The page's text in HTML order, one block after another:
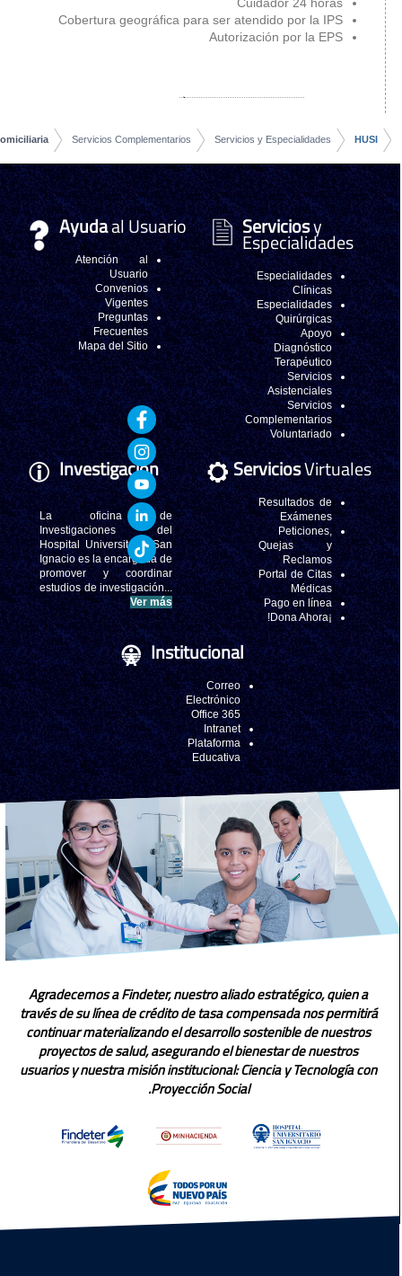
Cobertura
Servicios
Unidad de Atención Domiciliaria
Ayudaal
Atención al
Usuario
Convenios
Vigentes
Preguntas
Frecuentes
Mapa del Sitio
Investigación
La oficina
Investigaciones
Hospital Universitario
Ignacio es la encargada
promover y
estudios de
Ver
Agradecemos a
través de su línea de
continuar
proyectos de salud,
usuarios y nuestra misión